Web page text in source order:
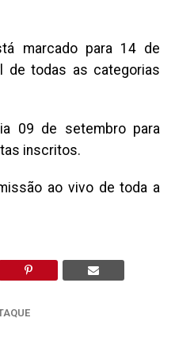
marcado para 14 de
de todas as categorias
09 de setembro para
inscritos.
ao vivo de toda a